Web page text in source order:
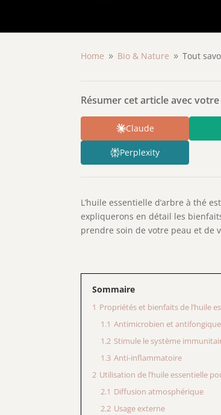
Home 9 Bio & Nature 9 Tout
Résumer cet article avec
Claude
Perplexity
L’huile essentielle d’arbre à thé
expliquerons en détail les
prendre soin de votre peau et de
Sommaire
1 Propriétés et bienfaits de l’huile
1.1 Antimicrobien et antifongique
1.2 Stimule le système
1.3 Anti-inflammatoire
2 Utilisation de l’huile essentielle
2.1 Diffusion atmosphérique
2.2 Usage externe